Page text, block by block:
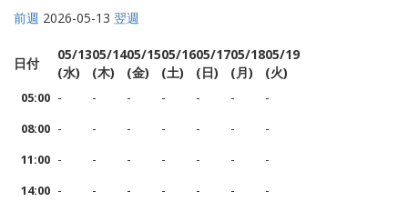
前週 2026-05-13 翌週
日付
05/13
(水)
05/14
(木)
05/15
(金)
05/16
(土)
05/17
(日)
05/18
(月)
05/19
(火)
05:00 - - - - - - -
08:00 - - - - - - -
11:00 - - - - - - -
14:00 - - - - - - -